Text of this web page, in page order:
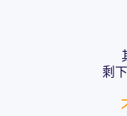
剩